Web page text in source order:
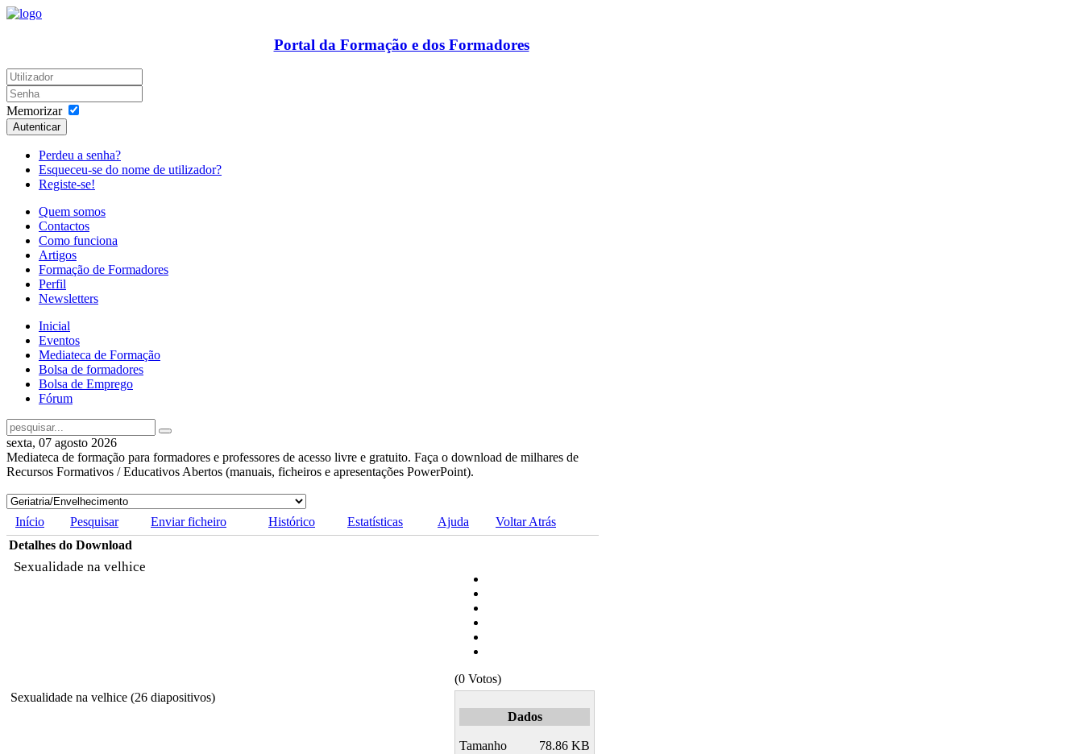
Portal da Formação e dos Formadores
Memorizar
Autenticar
Perdeu a senha?
Esqueceu-se do nome de utilizador?
Registe-se!
Quem somos
Contactos
Como funciona
Artigos
Formação de Formadores
Perfil
Newsletters
Inicial
Eventos
Mediateca de Formação
Bolsa de formadores
Bolsa de Emprego
Fórum
sexta, 07 agosto 2026
Mediateca de formação para formadores e professores de acesso livre e gratuito. Faça o download de milhares de
Recursos Formativos / Educativos Abertos (manuais, ficheiros e apresentações PowerPoint).
Início Pesquisar Enviar ficheiro Histórico Estatísticas Ajuda
Voltar Atrás
Detalhes do Download
Sexualidade na velhice
(0 Votos)
Sexualidade na velhice (26 diapositivos)
Dados
Tamanho
78.86 KB